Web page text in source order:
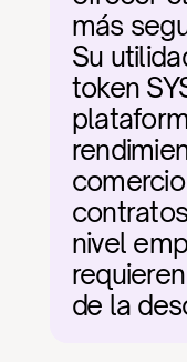
más
Su
token
nivel
de la